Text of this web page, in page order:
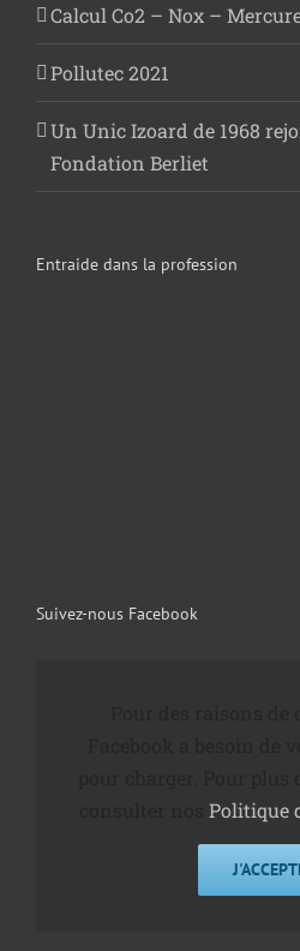
Calcul Co2 – Nox –
Pollutec 2021
Un Unic Izoard de 1968
Fondation Berliet
Entraide dans la profession
Suivez-nous Facebook
Politique